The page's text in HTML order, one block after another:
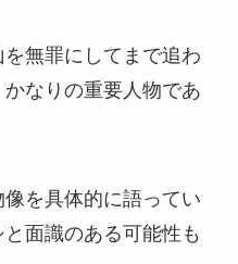
無罪にしてまで追わ
なりの重要人物であ
を具体的に語ってい
面識のある可能性も